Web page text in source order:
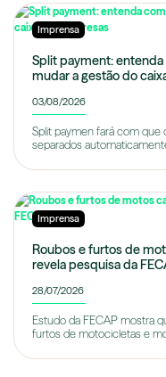
Imprensa
Split payment: entenda
mudar a gestão do
03/08/2026
Split paymen fará com
separados automaticamente
Imprensa
Roubos e furtos de
revela pesquisa da
28/07/2026
Estudo da FECAP mostra
furtos de motocicletas e